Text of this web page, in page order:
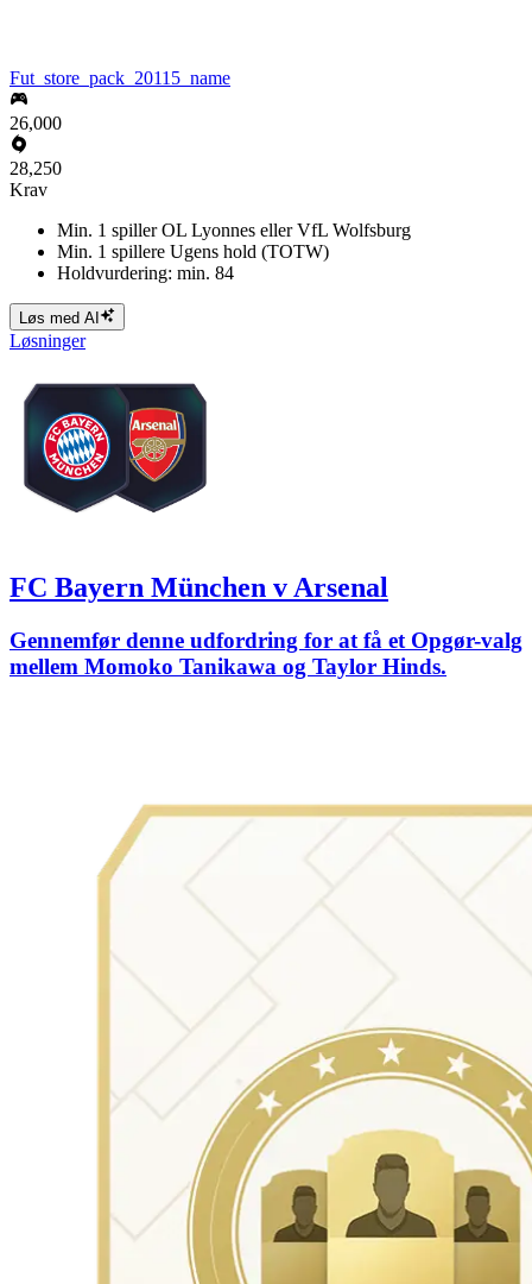
Fut_store_pack_20115_name
26,000
28,250
Krav
Min. 1 spiller OL Lyonnes eller VfL Wolfsburg
Min. 1 spillere Ugens hold (TOTW)
Holdvurdering: min. 84
Løs med AI
Løsninger
FC Bayern München v Arsenal
Gennemfør denne udfordring for at få et Opgør-valg
mellem Momoko Tanikawa og Taylor Hinds.